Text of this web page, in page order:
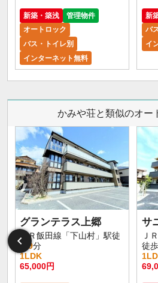
新築・築浅
管理物件
オートロック
バス・トイレ別
インターネット無料
新
バ
イ
かみや荘と類似のオー
グランテラス上郷
ＪＲ飯田線「下山村」駅徒
歩
9分
1LDK
65,000円
サ
Ｊ
徒歩